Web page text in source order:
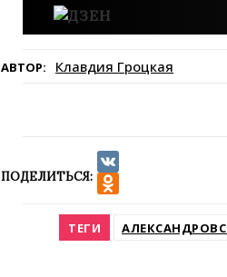
АВТОР: Клавдия Гроцкая
ПОДЕЛИТЬСЯ:
VK
ТЕГИ